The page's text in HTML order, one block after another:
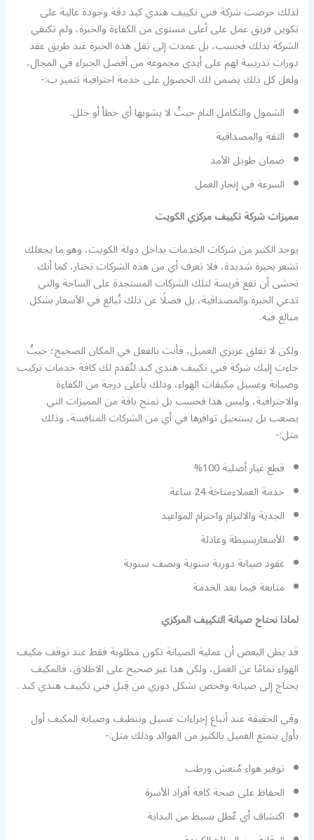
لذلك حرصت شركة فني تكييف هندي كبد دقة وجودة عالية على
تكوين فريق عمل على أعلى مستوى من الكفاءة والخبرة، ولم تكتفي
الشركة بذلك فحسب، بل عمدت إلى ثقل هذه الخبرة عند طريق عقد
دورات تدريبية لهم على أيدي مجموعة من أفضل الخبراء في المجال،
ولعل كل ذلك يضمن لك الحصول على خدمة احترافية تتميز ب:-
الشمول والتكامل التام حيثُ لا يشوبها أي خطأ أو خلل.
الثقة والمصداقية
ضمان طويل الأمد
السرعة في إنجاز العمل
مميزات شركة تكييف مركزي الكويت
يوجد الكثير من شركات الخدمات بداخل دولة الكويت، وهو ما يجعلك
تشعر بحيرة شديدة، فلا تعرف أي من هذه الشركات تختار، كما أنك
تخشى أن تقع فريسة لتلك الشركات المستجدة على الساحة والتي
تدعي الخبرة والمصداقية، بل فضلًا عن ذلك تُبالغ في الأسعار بشكل
مبالغ فيه.
ولكن لا تقلق عزيزي العميل، فأنت بالفعل في المكان الصحيح؛ حيثُ
جاءت إليك شركة فني تكييف هندي كبد لتُقدم لك كافة خدمات تركيب
وصيانة وغسيل مكيفات الهواء، وذلك بأعلى درجة من الكفاءة
والاحترافية، وليس هذا فحسب بل تمنح باقة من المميزات التي
يصعب بل يستحيل توافرها في أي من الشركات المنافسة، وذلك
مثل:-
قطع غيار أصلية 100%
خدمة العملاءمتاحة 24 ساعة
الجدية والالتزام واحترام المواعيد
الأسعاربسيطة وعادلة
عقود صيانة دورية سنوية ونصف سنوية
متابعة فيما بعد الخدمة
لماذا نحتاج صيانة التكييف المركزي
قد يظن البعض أن عملية الصيانة تكون مطلوبة فقط عند توقف مكيف
الهواء تمامًا عن العمل، ولكن هذا غير صحيح على الاطلاق، فالمكيف
يحتاج إلى صيانة وفحص بشكل دوري من قِبل فني تكييف هندي كبد .
وفي الحقيقة عند أتباع إجراءات غسيل وتنظيف وصيانة المكيف أول
بأول يتمتع العميل بالكثير من الفوائد وذلك مثل:-
توفير هواء مُنعش ورطب
الحفاظ على صحة كافة أفراد الأسرة
اكتشاف أي عُطل بسيط من البداية